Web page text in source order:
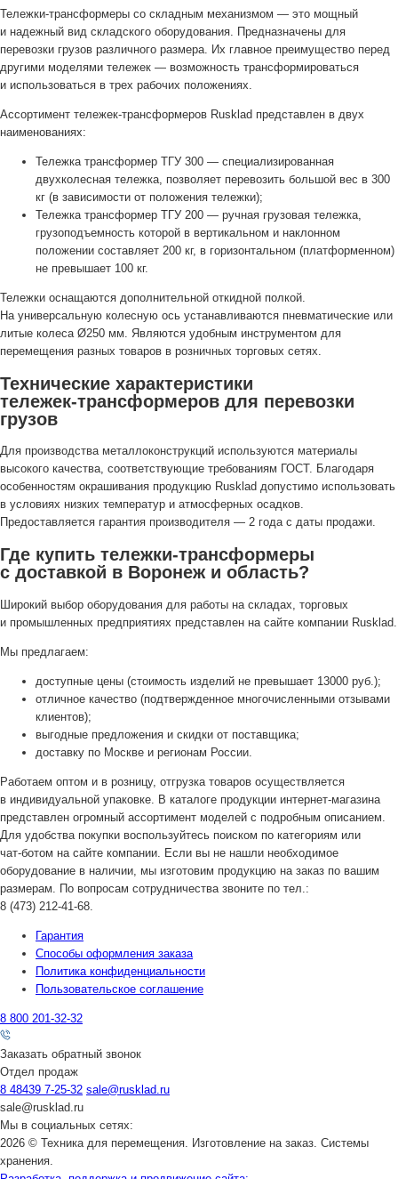
Тележки-трансформеры со складным механизмом — это мощный
и надежный вид складского оборудования. Предназначены для
перевозки грузов различного размера. Их главное преимущество перед
другими моделями тележек — возможность трансформироваться
и использоваться в трех рабочих положениях.
Ассортимент тележек-трансформеров Rusklad представлен в двух
наименованиях:
Тележка трансформер ТГУ 300 — специализированная
двухколесная тележка, позволяет перевозить большой вес в 300
кг (в зависимости от положения тележки);
Тележка трансформер ТГУ 200 — ручная грузовая тележка,
грузоподъемность которой в вертикальном и наклонном
положении составляет 200 кг, в горизонтальном (платформенном)
не превышает 100 кг.
Тележки оснащаются дополнительной откидной полкой.
На универсальную колесную ось устанавливаются пневматические или
литые колеса Ø250 мм. Являются удобным инструментом для
перемещения разных товаров в розничных торговых сетях.
Технические характеристики
тележек-трансформеров для перевозки
грузов
Для производства металлоконструкций используются материалы
высокого качества, соответствующие требованиям ГОСТ. Благодаря
особенностям окрашивания продукцию Rusklad допустимо использовать
в условиях низких температур и атмосферных осадков.
Предоставляется гарантия производителя — 2 года с даты продажи.
Где купить тележки-трансформеры
с доставкой в Воронеж и область?
Широкий выбор оборудования для работы на складах, торговых
и промышленных предприятиях представлен на сайте компании Rusklad.
Мы предлагаем:
доступные цены (стоимость изделий не превышает 13000 руб.);
отличное качество (подтвержденное многочисленными отзывами
клиентов);
выгодные предложения и скидки от поставщика;
доставку по Москве и регионам России.
Работаем оптом и в розницу, отгрузка товаров осуществляется
в индивидуальной упаковке. В каталоге продукции интернет-магазина
представлен огромный ассортимент моделей с подробным описанием.
Для удобства покупки воспользуйтесь поиском по категориям или
чат-ботом на сайте компании. Если вы не нашли необходимое
оборудование в наличии, мы изготовим продукцию на заказ по вашим
размерам. По вопросам сотрудничества звоните по тел.:
8 (473) 212-41-68
Гарантия
Способы оформления заказа
Политика конфиденциальности
Пользовательское соглашение
8 800 201-32-32
Заказать обратный звонок
Отдел продаж
8 48439 7-25-32 sale@rusklad.ru
sale@rusklad.ru
Мы в социальных сетях:
2026 © Техника для перемещения. Изготовление на заказ. Системы
хранения.